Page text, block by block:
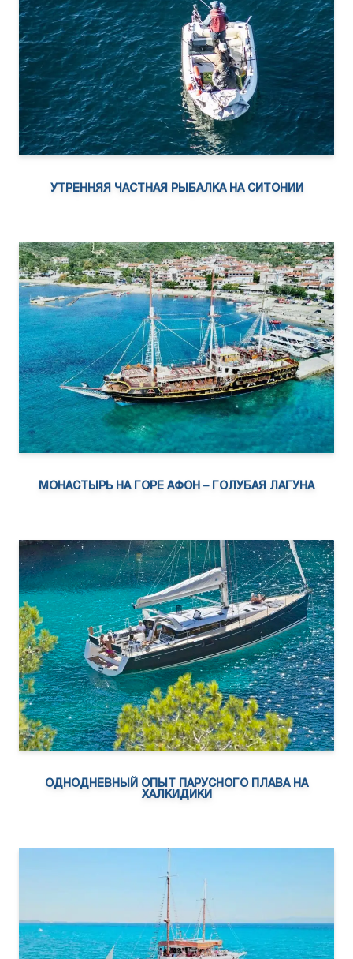
УТРЕННЯЯ ЧАСТНАЯ РЫБАЛКА НА СИТОНИИ
МОНАСТЫРЬ НА ГОРЕ АФОН – ГОЛУБАЯ ЛАГУНА
ОДНОДНЕВНЫЙ ОПЫТ ПАРУСНОГО ПЛАВА НА
ХАЛКИДИКИ